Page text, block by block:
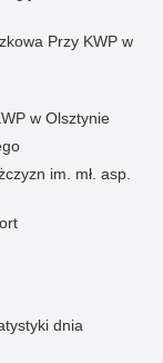
Przy KWP w
w Olsztynie
im. mł. asp.
dnia